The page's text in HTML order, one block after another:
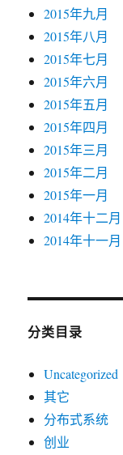
2015年九月
2015年八月
2015年七月
2015年六月
2015年五月
2015年四月
2015年三月
2015年二月
2015年一月
2014年十二月
2014年十一月
分类目录
Uncategorized
其它
分布式系统
创业